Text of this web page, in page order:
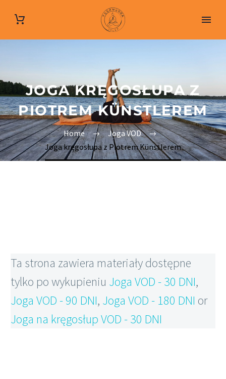
JOGA KRĘGOSŁUPA Z
PIOTREM KÜNSTLEREM
Home
Joga VOD
Joga kręgosłupa z Piotrem Künstlerem
Ta strona zawiera materiały dostępne
tylko po wykupieniu Joga VOD - 30 DNI,
Joga VOD - 90 DNI, Joga VOD - 180 DNI or
Joga na kręgosłup VOD - 30 DNI